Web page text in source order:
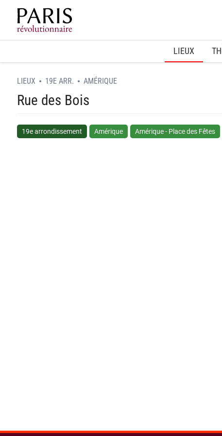
Home
LIEUX
LIEUX 19E ARR. AMÉRIQUE
Rue des Bois
19e arrondissement Amérique Amérique - Place des Fêtes